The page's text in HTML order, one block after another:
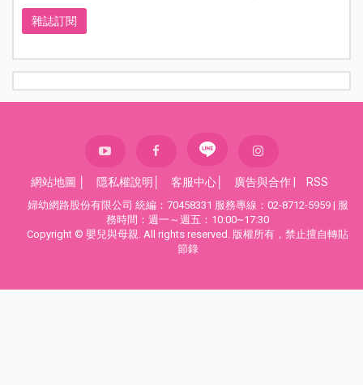
雜誌訂閱
網站地圖 隱私權說明 客服中心 廣告與合作 RSS
婦幼網路股份有限公司 統編：70458331 服務專線：02-8712-5959 | 服
務時間：週一～週五：10:00~17:30
Copyright © 嬰兒與母親. All rights reserved. 版權所有，禁止擅自轉貼
節錄